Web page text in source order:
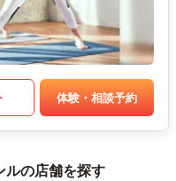
体験・相談予約
ルの店舗を探す